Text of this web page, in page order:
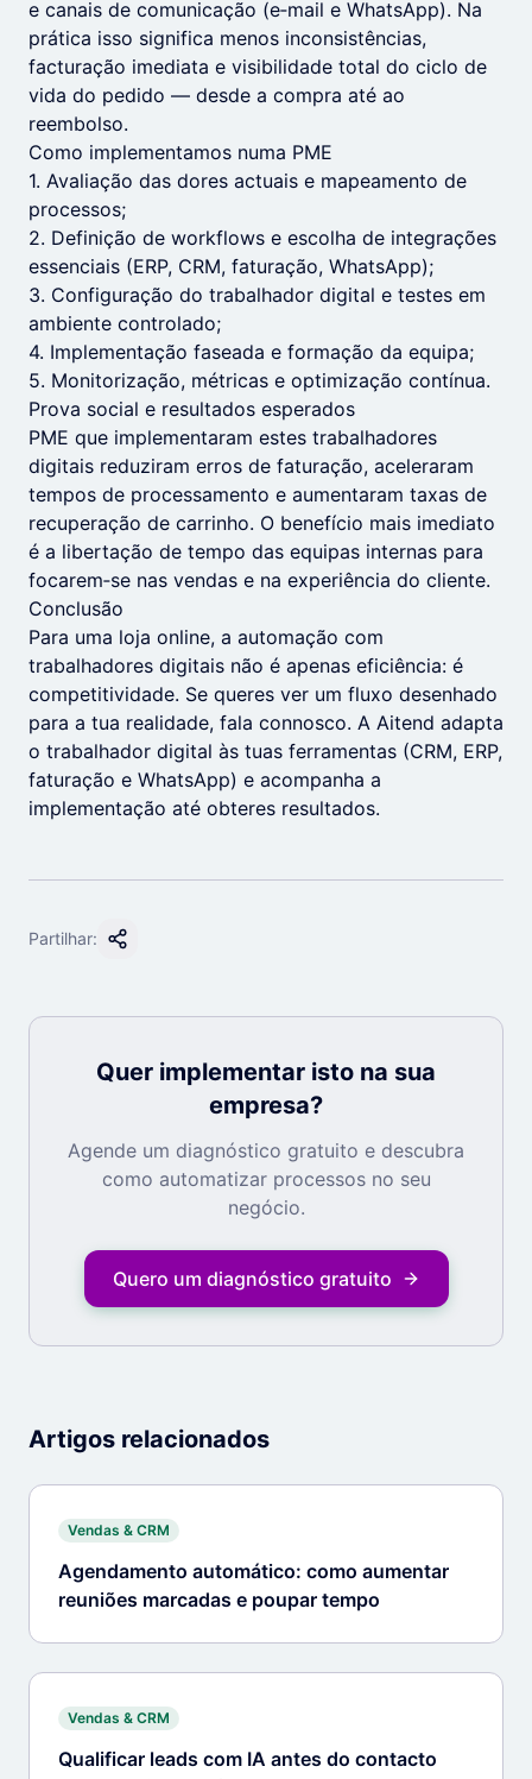
e canais de comunicação (e‑mail e WhatsApp). Na
prática isso significa menos inconsistências,
facturação imediata e visibilidade total do ciclo de
vida do pedido — desde a compra até ao
reembolso.
Como implementamos numa PME
1. Avaliação das dores actuais e mapeamento de
processos;
2. Definição de workflows e escolha de integrações
essenciais (ERP, CRM, faturação, WhatsApp);
3. Configuração do trabalhador digital e testes em
ambiente controlado;
4. Implementação faseada e formação da equipa;
5. Monitorização, métricas e optimização contínua.
Prova social e resultados esperados
PME que implementaram estes trabalhadores
digitais reduziram erros de faturação, aceleraram
tempos de processamento e aumentaram taxas de
recuperação de carrinho. O benefício mais imediato
é a libertação de tempo das equipas internas para
focarem‑se nas vendas e na experiência do cliente.
Conclusão
Para uma loja online, a automação com
trabalhadores digitais não é apenas eficiência: é
competitividade. Se queres ver um fluxo desenhado
para a tua realidade, fala connosco. A Aitend adapta
o trabalhador digital às tuas ferramentas (CRM, ERP,
faturação e WhatsApp) e acompanha a
implementação até obteres resultados.
Partilhar:
Quer implementar isto na sua
empresa?
Agende um diagnóstico gratuito e descubra
como automatizar processos no seu
negócio.
Quero um diagnóstico gratuito
Artigos relacionados
Vendas & CRM
Agendamento automático: como aumentar
reuniões marcadas e poupar tempo
Vendas & CRM
Qualificar leads com IA antes do contacto